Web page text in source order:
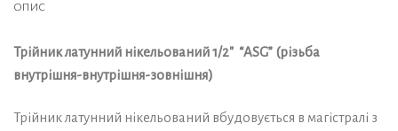
ОПИС
Трійник латунний нікельований 1/2″ “ASG” (різьба
внутрішня-внутрішня-зовнішня)
Трійник латунний нікельований вбудовується в магістралі з